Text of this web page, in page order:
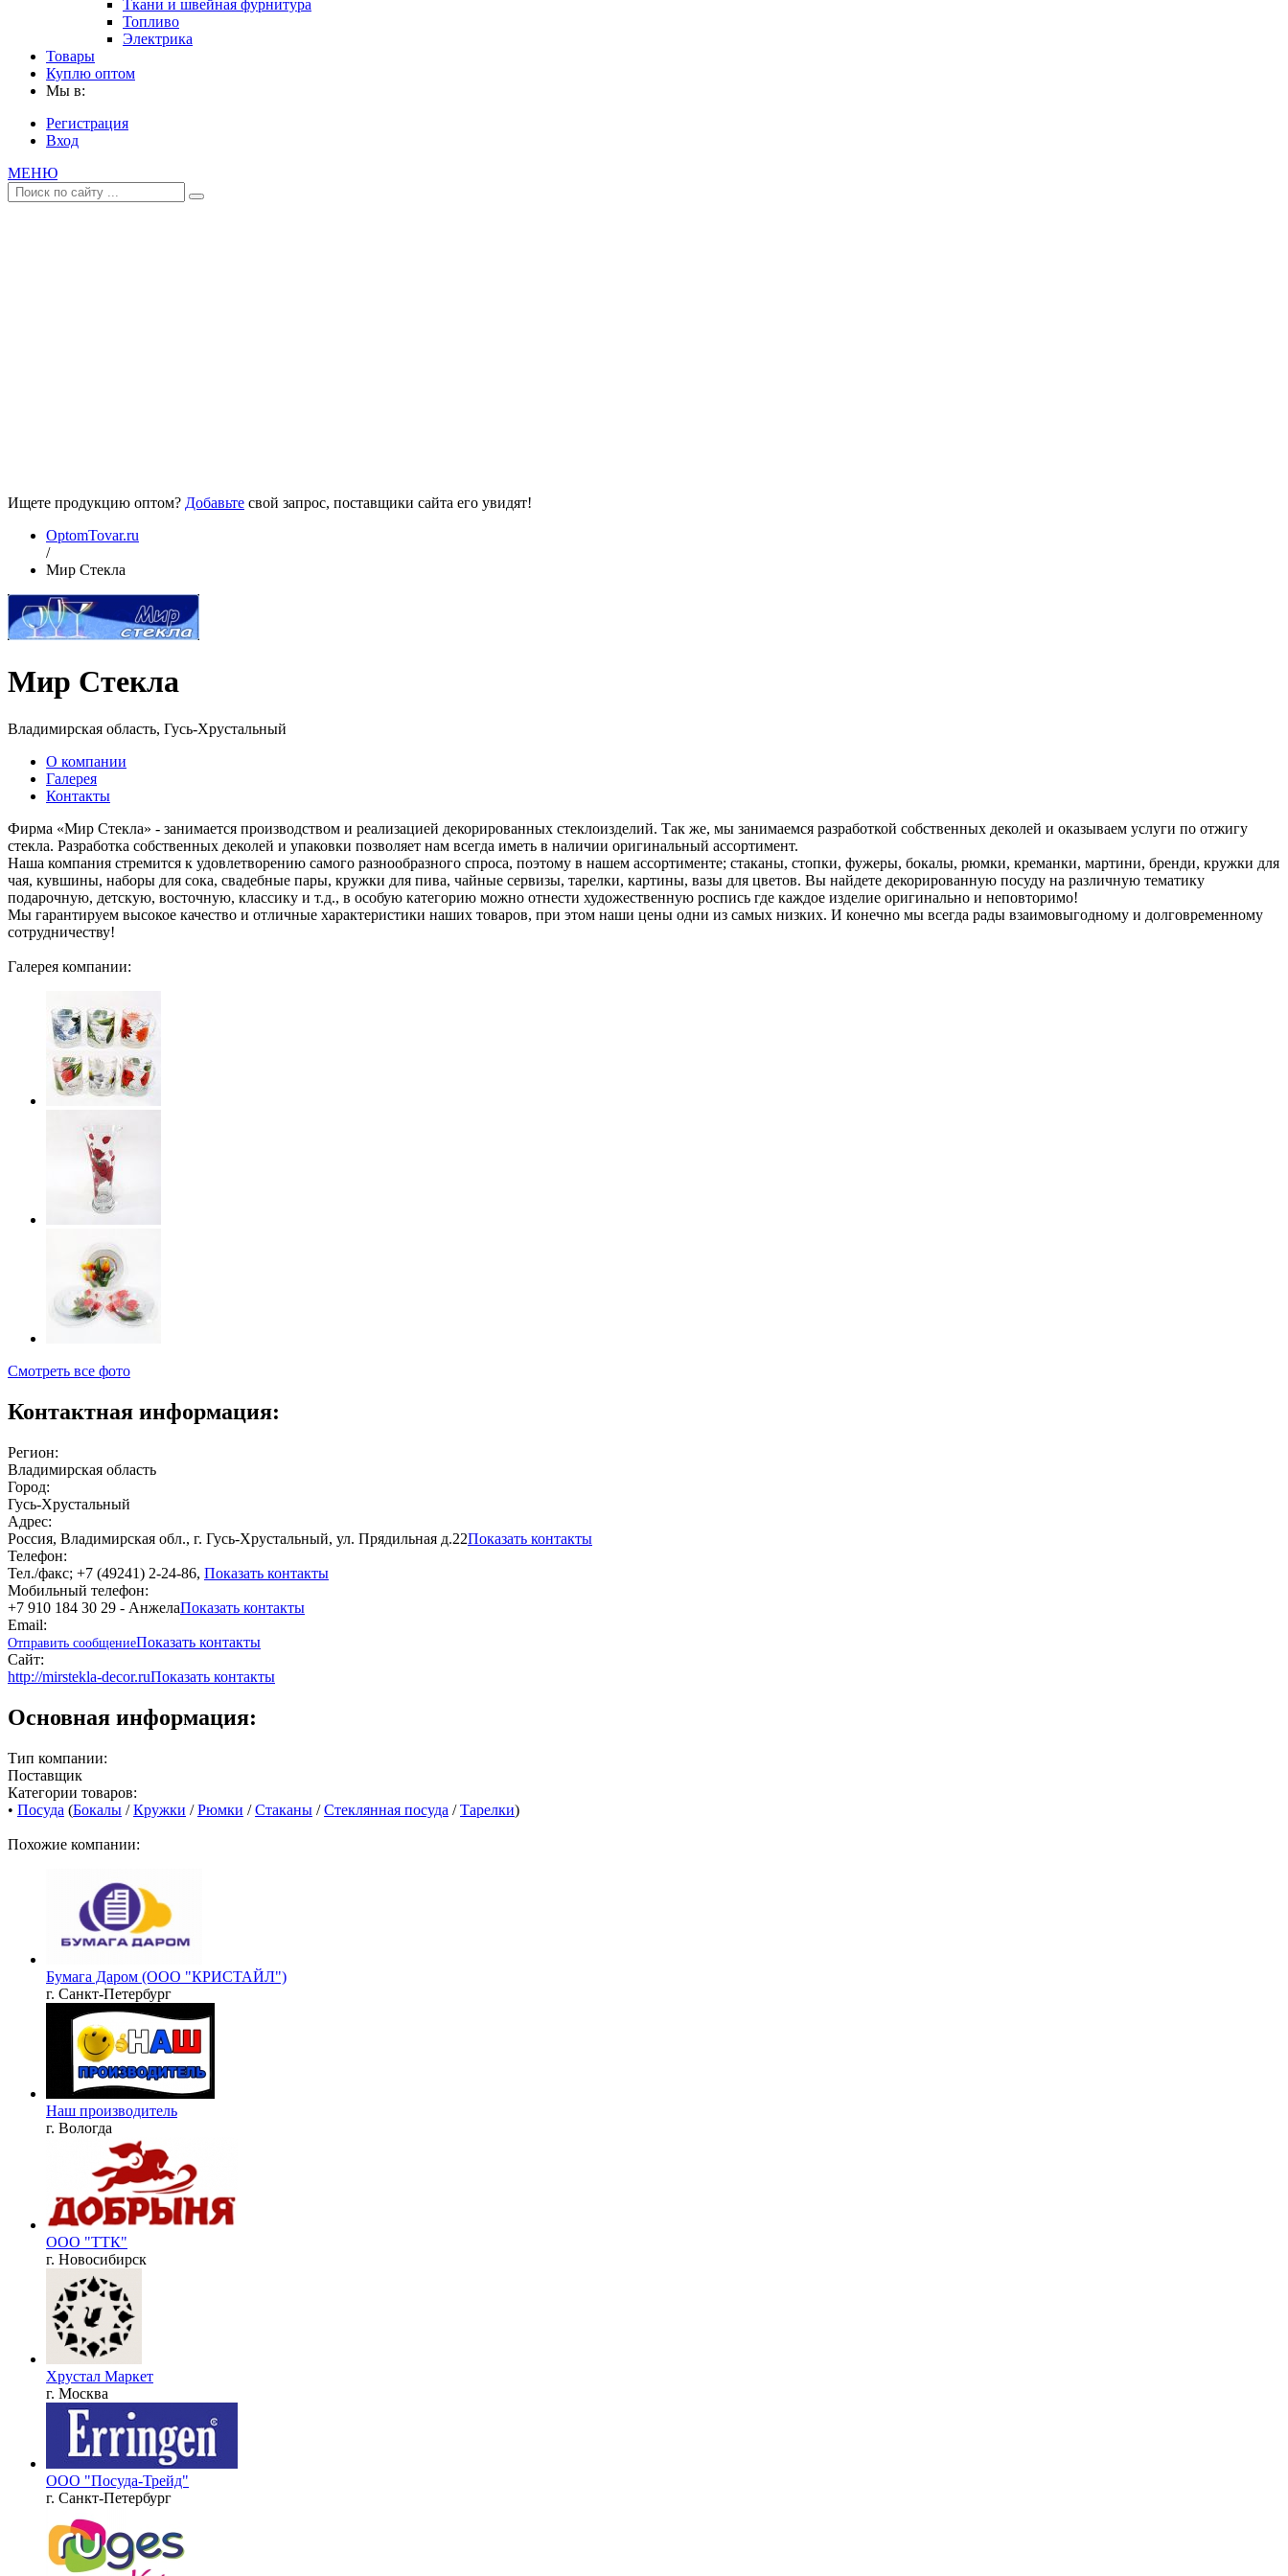
Ткани и швейная фурнитура
Топливо
Электрика
Товары
Куплю оптом
Мы в:
Регистрация
Вход
МЕНЮ
Ищете продукцию оптом? Добавьте свой запрос, поставщики сайта его увидят!
OptomTovar.ru
/
Мир Стекла
Мир Стекла
Владимирская область, Гусь-Хрустальный
О компании
Галерея
Контакты
Фирма «Мир Стекла» - занимается производством и реализацией декорированных стеклоизделий. Так же, мы занимаемся разработкой собственных деколей и оказываем услуги по отжигу
стекла. Разработка собственных деколей и упаковки позволяет нам всегда иметь в наличии оригинальный ассортимент.
Наша компания стремится к удовлетворению самого разнообразного спроса, поэтому в нашем ассортименте; стаканы, стопки, фужеры, бокалы, рюмки, креманки, мартини, бренди, кружки для
чая, кувшины, наборы для сока, свадебные пары, кружки для пива, чайные сервизы, тарелки, картины, вазы для цветов. Вы найдете декорированную посуду на различную тематику
подарочную, детскую, восточную, классику и т.д., в особую категорию можно отнести художественную роспись где каждое изделие оригинально и неповторимо!
Мы гарантируем высокое качество и отличные характеристики наших товаров, при этом наши цены одни из самых низких. И конечно мы всегда рады взаимовыгодному и долговременному
сотрудничеству!
Галерея компании:
Смотреть все фото
Контактная информация:
Регион:
Владимирская область
Город:
Гусь-Хрустальный
Адрес:
Россия, Владимирская обл., г. Гусь-Хрустальный, ул. Прядильная д.22Показать контакты
Телефон:
Тел./факс; +7 (49241) 2-24-86, Показать контакты
Мобильный телефон:
+7 910 184 30 29 - АнжелаПоказать контакты
Email:
Отправить сообщениеПоказать контакты
Сайт:
http://mirstekla-decor.ruПоказать контакты
Основная информация:
Тип компании:
Поставщик
Категории товаров:
• Посуда (Бокалы /Кружки /Рюмки /Стаканы /Стеклянная посуда /Тарелки)
Похожие компании:
Бумага Даром (ООО "КРИСТАЙЛ")
г. Санкт-Петербург
Наш производитель
г. Вологда
ООО "ТТК"
г. Новосибирск
Хрустал Маркет
г. Москва
ООО "Посуда-Трейд"
г. Санкт-Петербург